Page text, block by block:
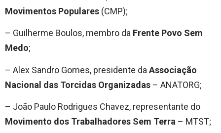
Movimentos Populares (CMP);
– Guilherme Boulos, membro da Frente Povo Sem
Medo;
– Alex Sandro Gomes, presidente da Associação
Nacional das Torcidas Organizadas – ANATORG;
– João Paulo Rodrigues Chavez, representante do
Movimento dos Trabalhadores Sem Terra – MTST;